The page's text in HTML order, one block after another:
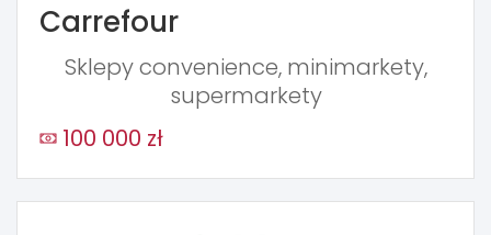
Carrefour
Sklepy convenience, minimarkety,
supermarkety
100 000 zł